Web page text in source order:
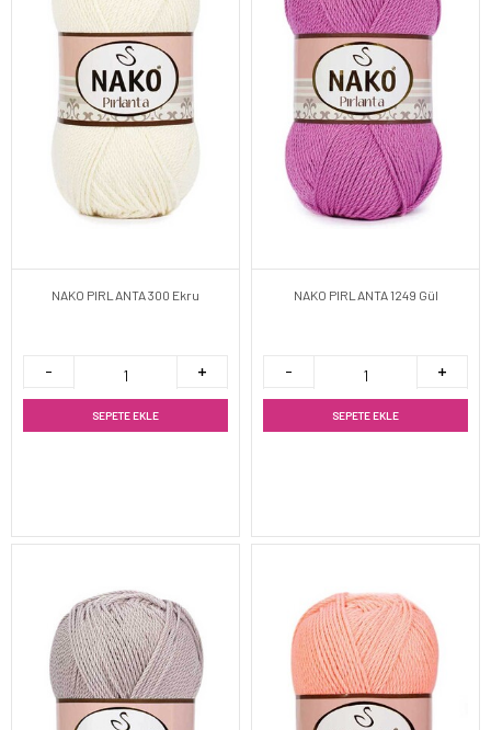
NAKO PIRLANTA 300 Ekru
SEPETE EKLE
NAKO PIRLANTA 1249 Gül
SEPETE EKLE